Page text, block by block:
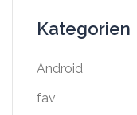
Kategorien
Android
fav